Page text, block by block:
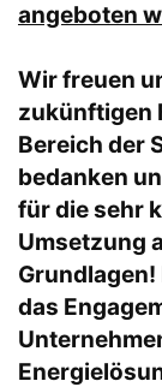
angeboten
Wir freuen
zukünftigen
Bereich der
bedanken
für die sehr
Umsetzung
das